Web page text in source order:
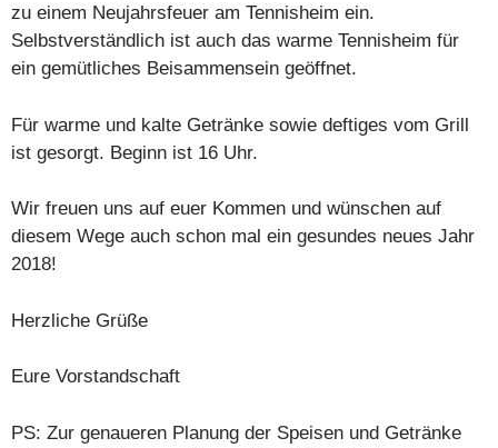
zu einem Neujahrsfeuer am Tennisheim ein.
Selbstverständlich ist auch das warme Tennisheim für
ein gemütliches Beisammensein geöffnet.
Für warme und kalte Getränke sowie deftiges vom Grill
ist gesorgt. Beginn ist 16 Uhr.
Wir freuen uns auf euer Kommen und wünschen auf
diesem Wege auch schon mal ein gesundes neues Jahr
2018!
Herzliche Grüße
Eure Vorstandschaft
PS: Zur genaueren Planung der Speisen und Getränke